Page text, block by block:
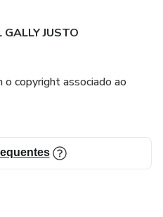
JUSTO
o copyright associado ao